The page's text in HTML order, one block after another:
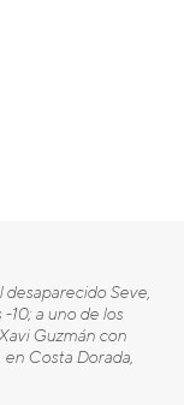
Seve,
10; a uno de los
Guzmán con
Costa Dorada,